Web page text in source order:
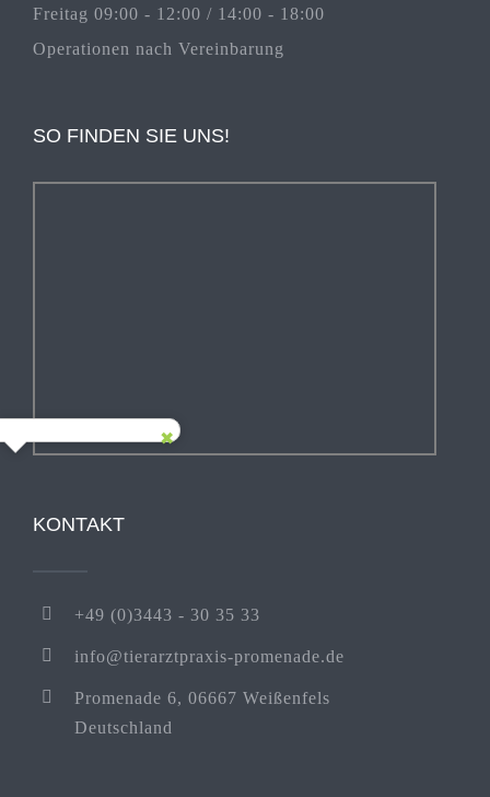
Freitag 09:00 - 12:00 / 14:00 - 18:00
Operationen nach Vereinbarung
SO FINDEN SIE UNS!
KONTAKT
+49 (0)3443 - 30 35 33
info@tierarztpraxis-promenade.de
Promenade 6, 06667 Weißenfels
Deutschland